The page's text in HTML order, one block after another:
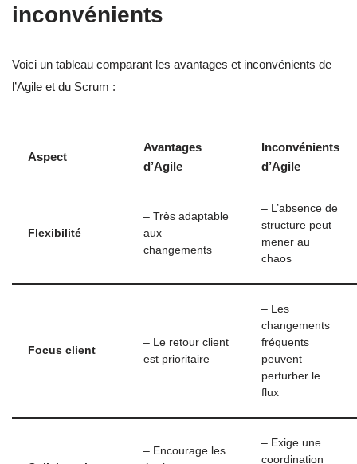
inconvénients
Voici un tableau comparant les avantages et inconvénients de
l’Agile et du Scrum :
Aspect
Avantages
d’Agile
Inconvénients
d’Agile
Flexibilité
– Très adaptable
aux
changements
– L’absence de
structure peut
mener au
chaos
Focus client
– Le retour client
est prioritaire
– Les
changements
fréquents
peuvent
perturber le
flux
– Encourage les
– Exige une
coordination